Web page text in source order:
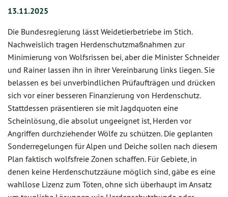
13.11.2025
Die Bundesregierung lässt Weidetierbetriebe im Stich.
Nachweislich tragen Herdenschutzmaßnahmen zur
Minimierung von Wolfsrissen bei, aber die Minister Schneider
und Rainer lassen ihn in ihrer Vereinbarung links liegen. Sie
belassen es bei unverbindlichen Prüfaufträgen und drücken
sich vor einer besseren Finanzierung von Herdenschutz.
Stattdessen präsentieren sie mit Jagdquoten eine
Scheinlösung, die absolut ungeeignet ist, Herden vor
Angriffen durchziehender Wölfe zu schützen. Die geplanten
Sonderregelungen für Alpen und Deiche sollen nach diesem
Plan faktisch wolfsfreie Zonen schaffen. Für Gebiete, in
denen keine Herdenschutzzäune möglich sind, gäbe es eine
wahllose Lizenz zum Töten, ohne sich überhaupt im Ansatz